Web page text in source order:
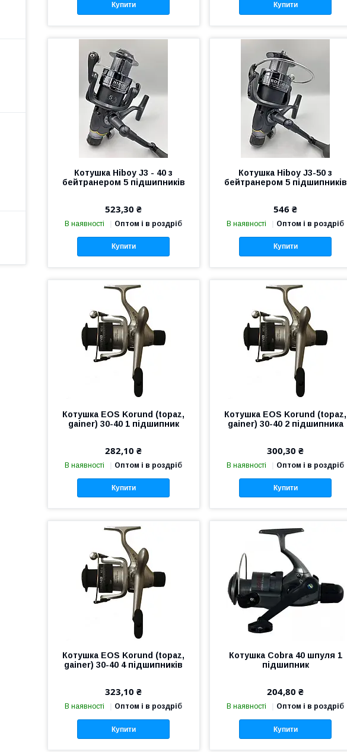
Купити Купити
Котушка Hiboy J3 - 40 з
бейтранером 5 підшипників
523,30 ₴
В наявності Оптом і в роздріб
Купити
Котушка Hiboy J3-50 з
бейтранером 5 підшипників
546 ₴
В наявності Оптом і в роздріб
Купити
Котушка EOS Korund (topaz,
gainer) 30-40 1 підшипник
282,10 ₴
В наявності Оптом і в роздріб
Купити
Котушка EOS Korund (topaz,
gainer) 30-40 2 підшипника
300,30 ₴
В наявності Оптом і в роздріб
Купити
Котушка EOS Korund (topaz,
gainer) 30-40 4 підшипників
323,10 ₴
В наявності Оптом і в роздріб
Купити
Котушка Cobra 40 шпуля 1
підшипник
204,80 ₴
В наявності Оптом і в роздріб
Купити